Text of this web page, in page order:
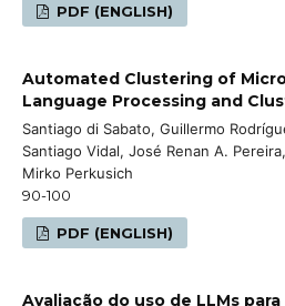
PDF (ENGLISH)
Automated Clustering of
Language Processing and
Santiago di Sabato, Guillermo
Santiago Vidal, José Renan A.
Mirko Perkusich
90-100
PDF (ENGLISH)
Avaliação do uso de LLMs